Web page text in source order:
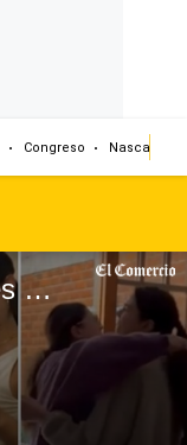
Congreso Nasca
Excompetidora de 'Esto es Guerra' y familiar de Gian Marco, Francesca Zignago anunció su embarazo